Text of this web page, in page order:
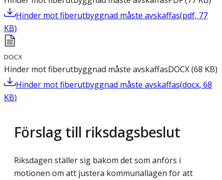
Hinder mot fiberutbyggnad måste avskaffas(pdf, 77
KB)
DOCX
Hinder mot fiberutbyggnad måste avskaffasDOCX(68 KB)
Hinder mot fiberutbyggnad måste avskaffas(docx, 68
KB)
Förslag till riksdagsbeslut
Riksdagen ställer sig bakom det som anförs i
motionen om att justera kommunallagen för att